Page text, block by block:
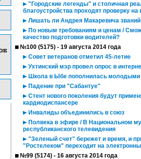
"Городские легенды" и столичная
благоустройства проходят проверку
Лишать ли Андрея Макаревича званий
По новым требованиям и ценам /
качество подготовки водителей?
№100 (5175) - 19 августа 2014 года
Совет ветеранов отметил 45-летие
Ухтинский мэр провел опрос в
Школа в Ыбе пополнилась молодыми
Падение при "Сабантуе"
Стент нового поколения будут
кардиодиспансере
Инвалиды объединились в союз
Полвека в эфире / В Национальном
республиканского телевидения
"Зеленый счет" бережет и время, и
"Ростелеком" переходит на
№99 (5174) - 16 августа 2014 года